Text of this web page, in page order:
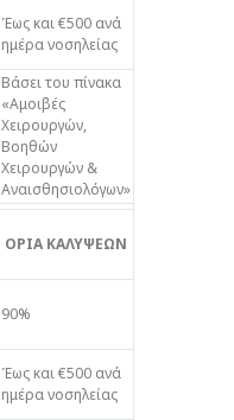
Έως και €500 ανά
ημέρα νοσηλείας
Βάσει του πίνακα
«Αμοιβές
Χειρουργών,
Βοηθών
Χειρουργών &
Αναισθησιολόγων»
ΟΡΙΑ ΚΑΛΥΨΕΩΝ
90%
Έως και €500 ανά
ημέρα νοσηλείας